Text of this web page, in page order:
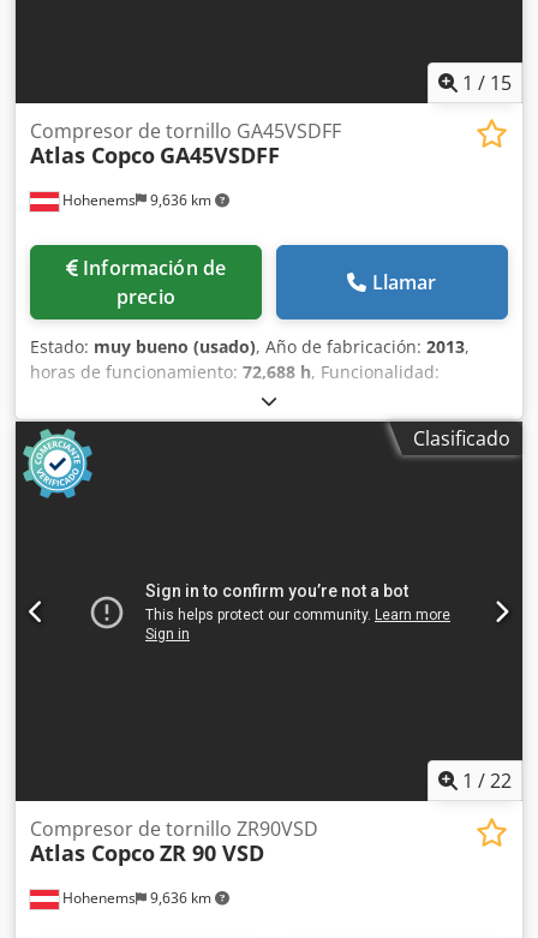
1 / 15
Hohenems 9,636 km
Compresor de tornillo GA45VSDFF
Atlas Copco GA45VSDFF
Información de
precio
Llamar
Estado: muy bueno (usado), Año de fabricación: 2013,
horas de funcionamiento: 72,688 h, Funcionalidad:
, Compresor de tornillo Atlas Copco
GA45VSDFF Inversor y secador integrados. 45 kW 12,75 bar
8,67 m³/min Crodeznlx Sspfx Al Tof Año de fabricación:
2013 Horas de funcionamiento: 72.688 h
Clasificado
1 /22
Hohenems 9,636 km
Compresor de tornillo ZR90VSD
Atlas CopcoZR 90 VSD